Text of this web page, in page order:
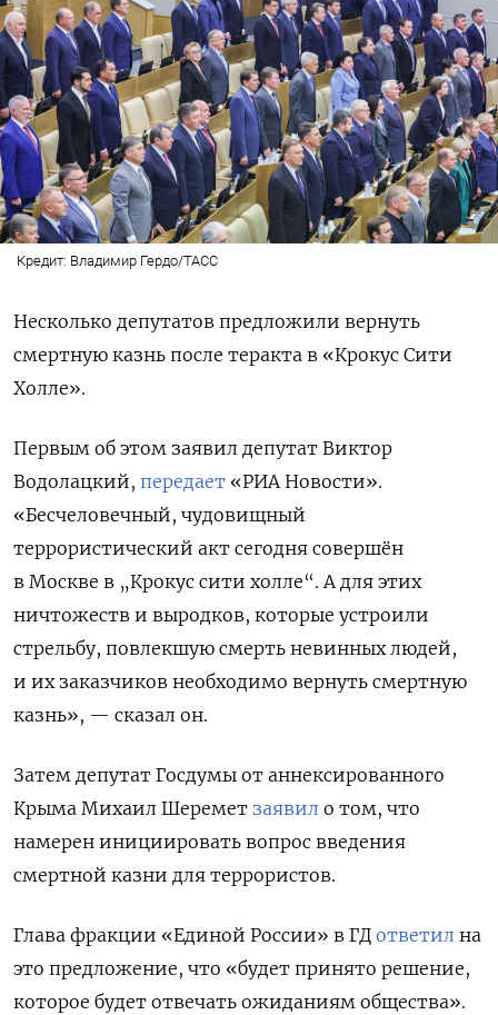
Кредит: Владимир Гердо/ТАСС
Несколько депутатов предложили вернуть
смертную казнь после теракта в «Крокус Сити
Холле».
Первым об этом заявил депутат Виктор
Водолацкий, передает «РИА Новости».
«Бесчеловечный, чудовищный
террористический акт сегодня совершён
в Москве в „Крокус сити холле“. А для этих
ничтожеств и выродков, которые устроили
стрельбу, повлекшую смерть невинных людей,
и их заказчиков необходимо вернуть смертную
казнь», — сказал он.
Затем депутат Госдумы от аннексированного
Крыма Михаил Шеремет заявил о том, что
намерен инициировать вопрос введения
смертной казни для террористов.
Глава фракции «Единой России» в ГД ответил на
это предложение, что «будет принято решение,
которое будет отвечать ожиданиям общества».